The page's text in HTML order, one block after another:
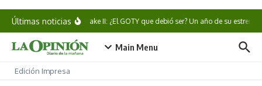
Saltar al contenido
Últimas noticiasAlan Wake II: ¿El GOTY que debió ser? Un año de su estreno
Main Menu
Edición Impresa